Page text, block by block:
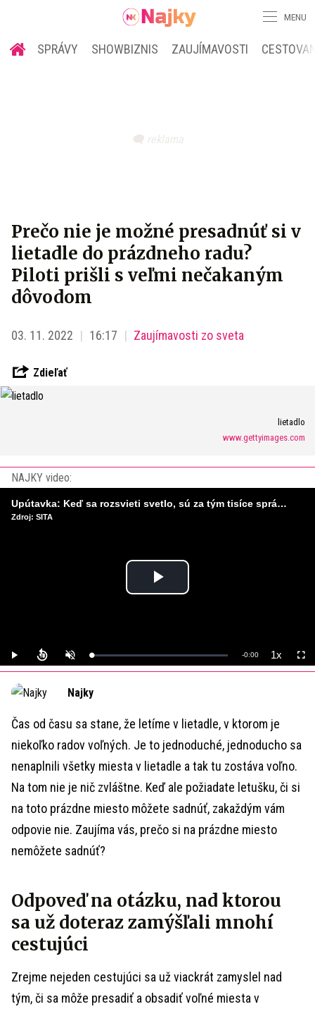
MENU
SPRÁVY SHOWBIZNIS ZAUJÍMAVOSTI
Prečo nie je možné presadnúť si v
lietadle do prázdneho radu?
Piloti prišli s veľmi nečakaným
dôvodom
03. 11. 2022 16:17 Zaujímavosti zo sveta
Zdieľať
lietadlo
www.gettyimages.com
NAJKY video:
Play
Play UnmuteLoaded:
0%
Remaining
-0:00 1xPlayback
Rate
Upútavka: Keď sa rozsvieti svetlo, sú za tým tisíce správnych rozhodnutí. Ako vzniká infraštruktúra, ktorú nevnímame?
Zdroj: SITA
Najky
Čas od času sa stane, že letíme v lietadle, v ktorom je
niekoľko radov voľných. Je to jednoduché, jednoducho sa
nenaplnili všetky miesta v lietadle a tak tu zostáva voľno.
Na tom nie je nič zvláštne. Keď ale požiadate letušku, či si
na toto prázdne miesto môžete sadnúť, zakaždým vám
odpovie nie. Zaujíma vás, prečo si na prázdne miesto
nemôžete sadnúť?
Odpoveď na otázku, nad ktorou
sa už doteraz zamýšľali mnohí
cestujúci
Zrejme nejeden cestujúci sa už viackrát zamyslel nad
tým, či sa môže presadiť a obsadiť voľné miesta v